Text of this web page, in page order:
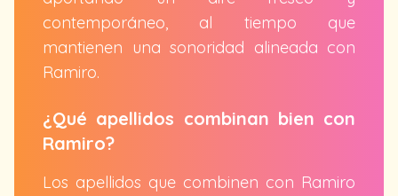
contemporáneo, al tiempo que
mantienen una sonoridad alineada con
Ramiro.
¿Qué apellidos combinan bien con
Ramiro?
Los apellidos que combinen con Ramiro